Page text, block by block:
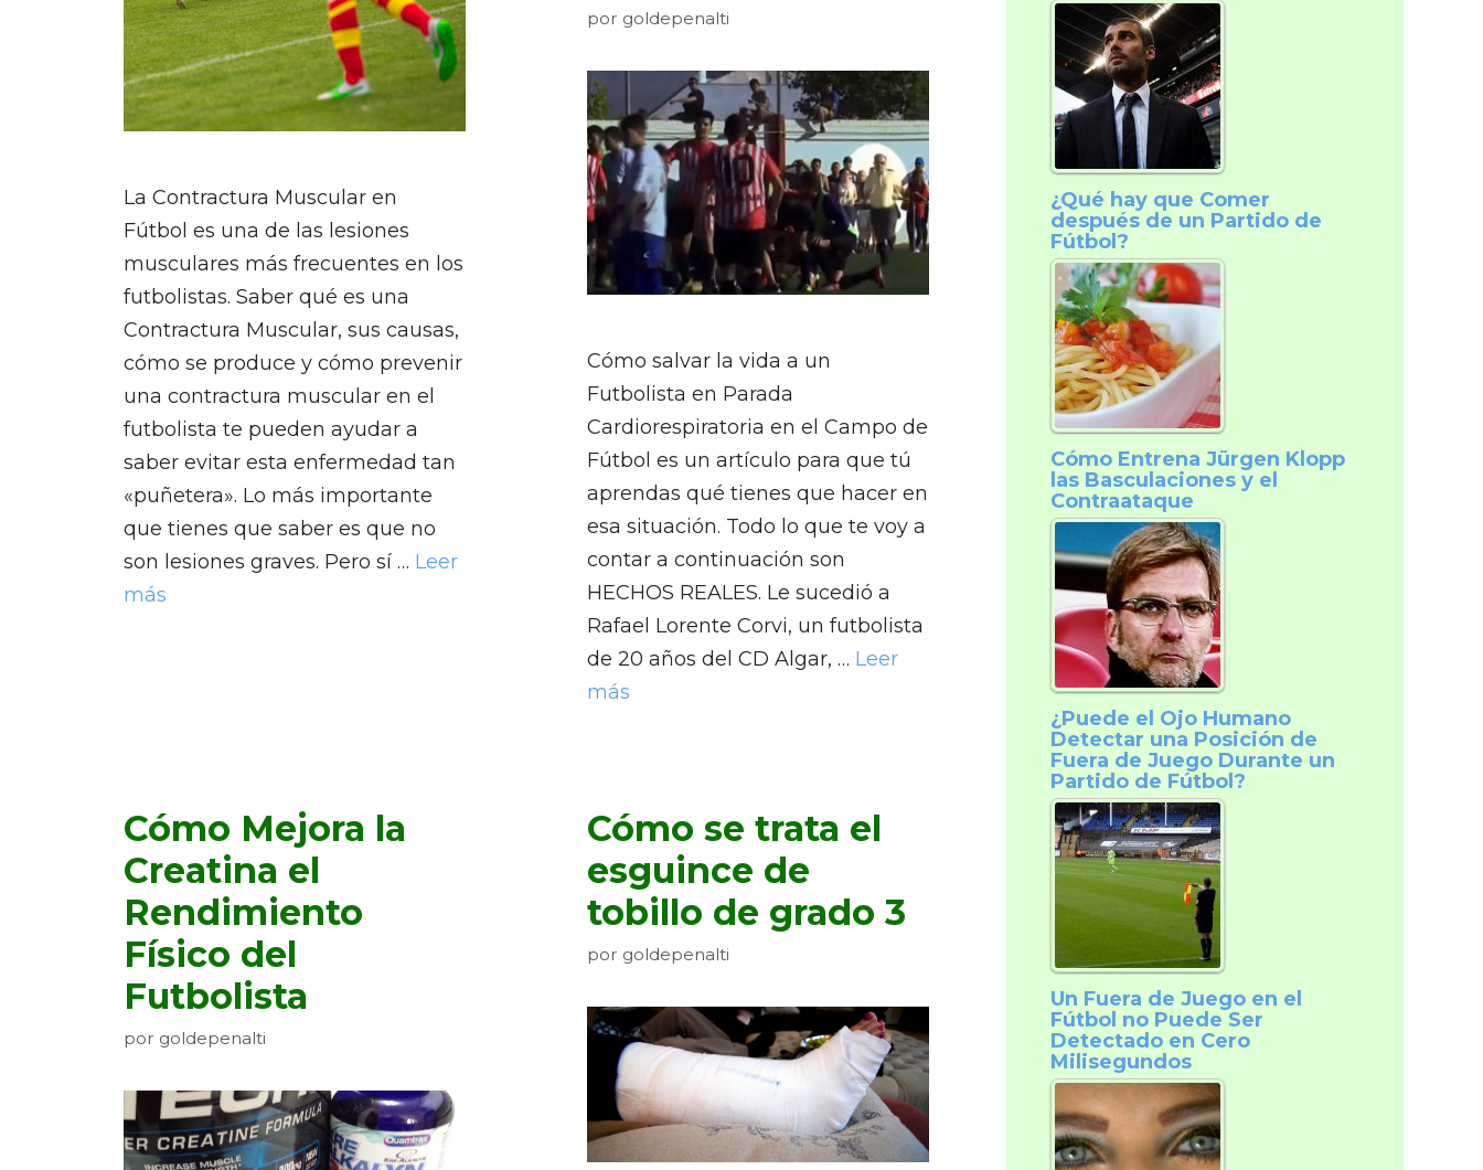
La Contractura Muscular en
Fútbol es una de las lesiones
musculares más frecuentes en los
futbolistas. Saber qué es una
Contractura Muscular, sus causas,
cómo se produce y cómo prevenir
una contractura muscular en el
futbolista te pueden ayudar a
saber evitar esta enfermedad tan
«puñetera». Lo más importante
que tienes que saber es que no
son lesiones graves. Pero sí … Leer
más
por goldepenalti
Cómo salvar la vida a un
Futbolista en Parada
Cardiorespiratoria en el Campo de
Fútbol es un artículo para que tú
aprendas qué tienes que hacer en
esa situación. Todo lo que te voy a
contar a continuación son
HECHOS REALES. Le sucedió a
Rafael Lorente Corvi, un futbolista
de 20 años del CD Algar, … Leer
más
Cómo Mejora la
Creatina el
Rendimiento
Físico del
Futbolista
por goldepenalti
Cómo se trata el
esguince de
tobillo de grado 3
por goldepenalti
¿Qué hay que Comer
después de un Partido de
Fútbol?
Cómo Entrena Jürgen Klopp
las Basculaciones y el
Contraataque
¿Puede el Ojo Humano
Detectar una Posición de
Fuera de Juego Durante un
Partido de Fútbol?
Un Fuera de Juego en el
Fútbol no Puede Ser
Detectado en Cero
Milisegundos